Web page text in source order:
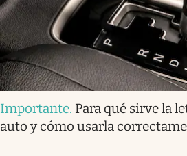
Importante. Para qué sirve la
auto y cómo usarla